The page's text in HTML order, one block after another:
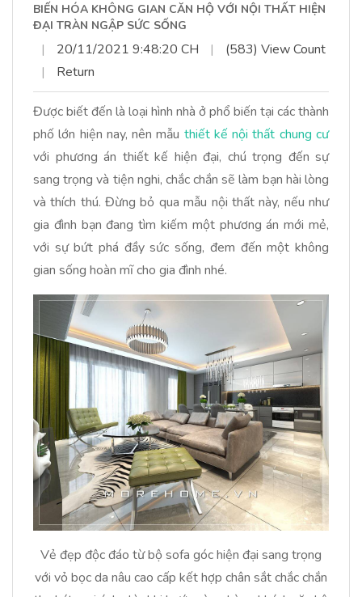
BIẾN HÓA KHÔNG GIAN CĂN HỘ VỚI NỘI THẤT HIỆN
ĐẠI TRÀN NGẬP SỨC SỐNG
| 20/11/2021 9:48:20 CH |
(583) View Count
|
Return
Được biết đến là loại hình nhà ở phổ biến tại các thành
phố lớn hiện nay, nên mẫu thiết kế nội thất chung cư
với phương án thiết kế hiện đại, chú trọng đến sự
sang trọng và tiện nghi, chắc chắn sẽ làm bạn hài lòng
và thích thú. Đừng bỏ qua mẫu nội thất này, nếu như
gia đình bạn đang tìm kiếm một phương án mới mẻ,
với sự bứt phá đầy sức sống, đem đến một không
gian sống hoàn mĩ cho gia đình nhé.
Vẻ đẹp độc đáo từ bộ sofa góc hiện đại sang trọng
với vỏ bọc da nâu cao cấp kết hợp chân sắt chắc chắn